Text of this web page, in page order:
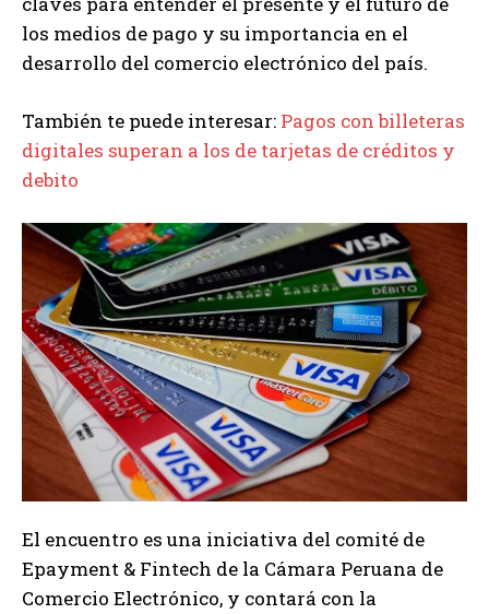
los medios de pago y su importancia en el
desarrollo del comercio electrónico del país.
También te puede interesar: Pagos con billeteras
digitales superan a los de tarjetas de créditos y
debito
El encuentro es una iniciativa del comité de
Epayment & Fintech de la Cámara Peruana de
Comercio Electrónico, y contará con la